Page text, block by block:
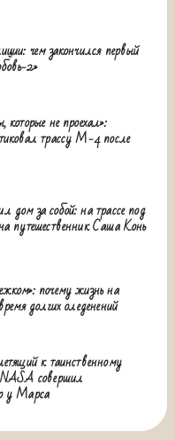
чем закончился первый
2»
не проехал»:
трассу М-4 после
за собой: на трассе под
путешественник Саша Конь
почему жизнь на
долгих оледенений
к таинственному
совершил
у Марса